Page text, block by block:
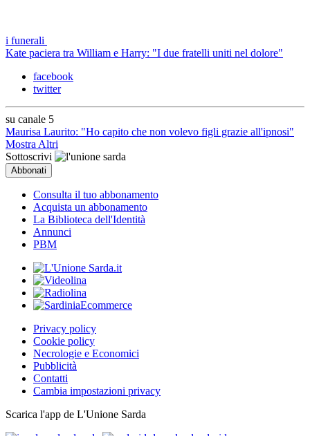
i funerali
Kate paciera tra William e Harry: "I due fratelli uniti nel dolore"
facebook
twitter
su canale 5
Maurisa Laurito: "Ho capito che non volevo figli grazie all'ipnosi"
Mostra Altri
Sottoscrivi
Consulta il tuo abbonamento
Acquista un abbonamento
La Biblioteca dell'Identità
Annunci
PBM
Privacy policy
Cookie policy
Necrologie e Economici
Pubblicità
Contatti
Cambia impostazioni privacy
Scarica l'app de L'Unione Sarda